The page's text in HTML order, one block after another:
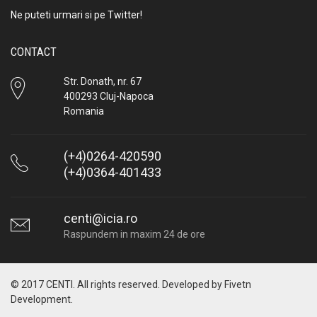
Ne puteti urmari si pe Twitter!
CONTACT
Str. Donath, nr. 67
400293 Cluj-Napoca
Romania
(+4)0264-420590
(+4)0364-401433
centi@icia.ro
Raspundem in maxim 24 de ore
© 2017 CENTI. All rights reserved. Developed by Fivetn
Development